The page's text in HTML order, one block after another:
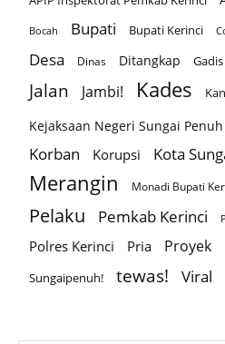
Bocah Bupati Bupati Kerinci
Desa Dinas Ditangkap Gadis
Jalan Jambi! Kades
Kejaksaan Negeri Sungai Penuh
Korban Korupsi Kota
Merangin Monadi Bupati
Pelaku Pemkab Kerinci
Polres Kerinci
Pria Proyek
Sungaipenuh! tewas! Viral